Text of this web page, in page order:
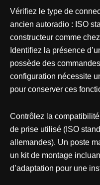
Vérifiez le type de
ancien autoradio : ISO
constructeur comme
Identifiez la présence
possède des
configuration nécessite
pour conserver ces
Contrôlez la
de prise utilisé (ISO
allemandes). Un poste
un kit de montage
d’adaptation pour une